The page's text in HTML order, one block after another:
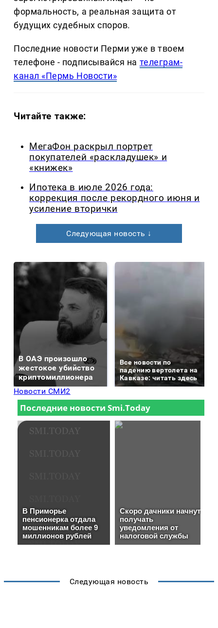
формальность, а реальная защита от
будущих судебных споров.
Последние новости Перми уже в твоем
телефоне - подписывайся на телеграм-
канал «Пермь Новости»
Читайте также:
МегаФон раскрыл портрет
покупателей «раскладушек» и
«книжек»
Ипотека в июле 2026 года:
коррекция после рекордного июня и
усиление вторички
Следующая новость ↓
В ОАЭ произошло
жестокое убийство
криптомиллионера
Все новости по
падению вертолета на
Кавказе: читать здесь
Новости СМИ2
Следующая новость